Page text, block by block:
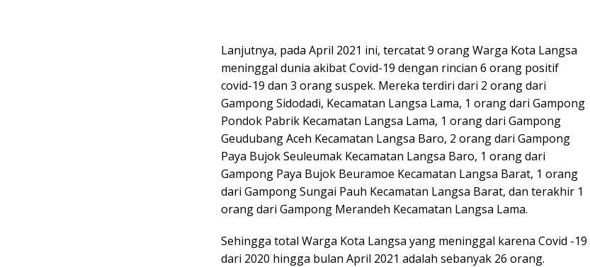
Lanjutnya, pada April 2021 ini, tercatat 9 orang Warga Kota Langsa
meninggal dunia akibat Covid-19 dengan rincian 6 orang positif
covid-19 dan 3 orang suspek. Mereka terdiri dari 2 orang dari
Gampong Sidodadi, Kecamatan Langsa Lama, 1 orang dari Gampong
Pondok Pabrik Kecamatan Langsa Lama, 1 orang dari Gampong
Geudubang Aceh Kecamatan Langsa Baro, 2 orang dari Gampong
Paya Bujok Seuleumak Kecamatan Langsa Baro, 1 orang dari
Gampong Paya Bujok Beuramoe Kecamatan Langsa Barat, 1 orang
dari Gampong Sungai Pauh Kecamatan Langsa Barat, dan terakhir 1
orang dari Gampong Merandeh Kecamatan Langsa Lama.
Sehingga total Warga Kota Langsa yang meninggal karena Covid -19
dari 2020 hingga bulan April 2021 adalah sebanyak 26 orang.